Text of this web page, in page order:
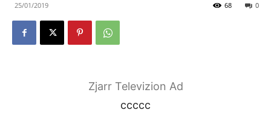
25/01/2019 0
68
Zjarr Televizion Ad
ccccc